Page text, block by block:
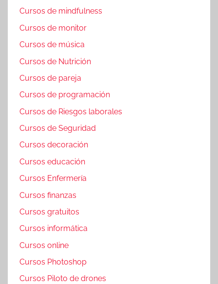
Cursos de mindfulness
Cursos de monitor
Cursos de música
Cursos de Nutrición
Cursos de pareja
Cursos de programación
Cursos de Riesgos laborales
Cursos de Seguridad
Cursos decoración
Cursos educación
Cursos Enfermería
Cursos finanzas
Cursos gratuitos
Cursos informática
Cursos online
Cursos Photoshop
Cursos Piloto de drones